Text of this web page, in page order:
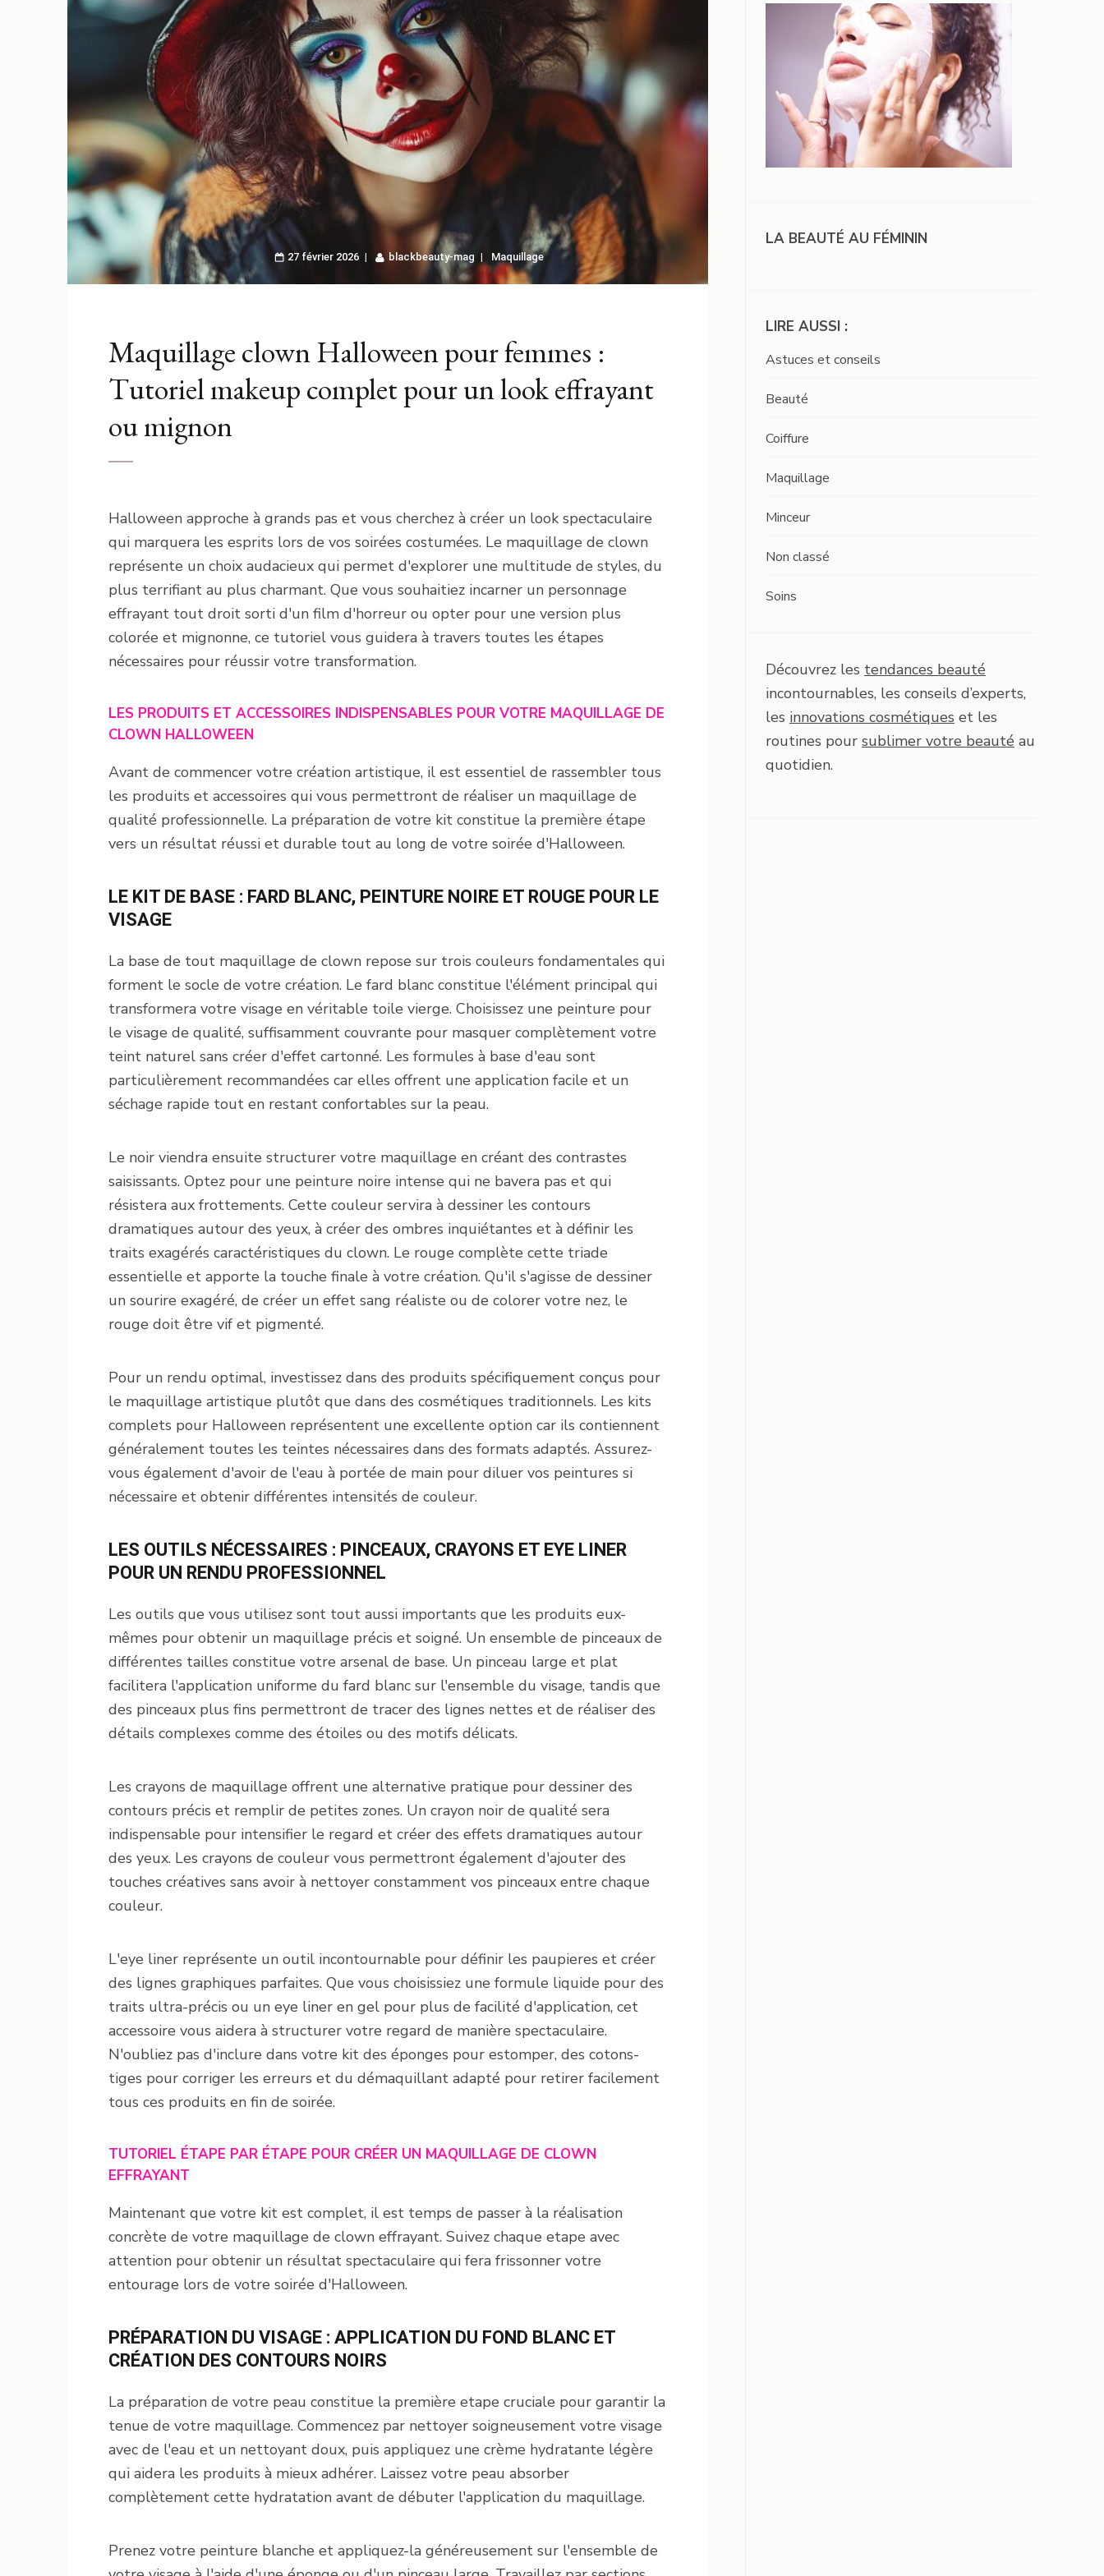
27 février 2026 blackbeauty-mag Maquillage
Maquillage clown Halloween pour femmes :
Tutoriel makeup complet pour un look effrayant
ou mignon
Halloween approche à grands pas et vous cherchez à créer un look spectaculaire
qui marquera les esprits lors de vos soirées costumées. Le maquillage de clown
représente un choix audacieux qui permet d'explorer une multitude de styles, du
plus terrifiant au plus charmant. Que vous souhaitiez incarner un personnage
effrayant tout droit sorti d'un film d'horreur ou opter pour une version plus
colorée et mignonne, ce tutoriel vous guidera à travers toutes les étapes
nécessaires pour réussir votre transformation.
LES PRODUITS ET ACCESSOIRES INDISPENSABLES POUR VOTRE MAQUILLAGE DE
CLOWN HALLOWEEN
Avant de commencer votre création artistique, il est essentiel de rassembler tous
les produits et accessoires qui vous permettront de réaliser un maquillage de
qualité professionnelle. La préparation de votre kit constitue la première étape
vers un résultat réussi et durable tout au long de votre soirée d'Halloween.
LE KIT DE BASE : FARD BLANC, PEINTURE NOIRE ET ROUGE POUR LE
VISAGE
La base de tout maquillage de clown repose sur trois couleurs fondamentales qui
forment le socle de votre création. Le fard blanc constitue l'élément principal qui
transformera votre visage en véritable toile vierge. Choisissez une peinture pour
le visage de qualité, suffisamment couvrante pour masquer complètement votre
teint naturel sans créer d'effet cartonné. Les formules à base d'eau sont
particulièrement recommandées car elles offrent une application facile et un
séchage rapide tout en restant confortables sur la peau.
Le noir viendra ensuite structurer votre maquillage en créant des contrastes
saisissants. Optez pour une peinture noire intense qui ne bavera pas et qui
résistera aux frottements. Cette couleur servira à dessiner les contours
dramatiques autour des yeux, à créer des ombres inquiétantes et à définir les
traits exagérés caractéristiques du clown. Le rouge complète cette triade
essentielle et apporte la touche finale à votre création. Qu'il s'agisse de dessiner
un sourire exagéré, de créer un effet sang réaliste ou de colorer votre nez, le
rouge doit être vif et pigmenté.
Pour un rendu optimal, investissez dans des produits spécifiquement conçus pour
le maquillage artistique plutôt que dans des cosmétiques traditionnels. Les kits
complets pour Halloween représentent une excellente option car ils contiennent
généralement toutes les teintes nécessaires dans des formats adaptés. Assurez-
vous également d'avoir de l'eau à portée de main pour diluer vos peintures si
nécessaire et obtenir différentes intensités de couleur.
LES OUTILS NÉCESSAIRES : PINCEAUX, CRAYONS ET EYE LINER
POUR UN RENDU PROFESSIONNEL
Les outils que vous utilisez sont tout aussi importants que les produits eux-
mêmes pour obtenir un maquillage précis et soigné. Un ensemble de pinceaux de
différentes tailles constitue votre arsenal de base. Un pinceau large et plat
facilitera l'application uniforme du fard blanc sur l'ensemble du visage, tandis que
des pinceaux plus fins permettront de tracer des lignes nettes et de réaliser des
détails complexes comme des étoiles ou des motifs délicats.
Les crayons de maquillage offrent une alternative pratique pour dessiner des
contours précis et remplir de petites zones. Un crayon noir de qualité sera
indispensable pour intensifier le regard et créer des effets dramatiques autour
des yeux. Les crayons de couleur vous permettront également d'ajouter des
touches créatives sans avoir à nettoyer constamment vos pinceaux entre chaque
couleur.
L'eye liner représente un outil incontournable pour définir les paupieres et créer
des lignes graphiques parfaites. Que vous choisissiez une formule liquide pour des
traits ultra-précis ou un eye liner en gel pour plus de facilité d'application, cet
accessoire vous aidera à structurer votre regard de manière spectaculaire.
N'oubliez pas d'inclure dans votre kit des éponges pour estomper, des cotons-
tiges pour corriger les erreurs et du démaquillant adapté pour retirer facilement
tous ces produits en fin de soirée.
TUTORIEL ÉTAPE PAR ÉTAPE POUR CRÉER UN MAQUILLAGE DE CLOWN
EFFRAYANT
Maintenant que votre kit est complet, il est temps de passer à la réalisation
concrète de votre maquillage de clown effrayant. Suivez chaque etape avec
attention pour obtenir un résultat spectaculaire qui fera frissonner votre
entourage lors de votre soirée d'Halloween.
PRÉPARATION DU VISAGE : APPLICATION DU FOND BLANC ET
CRÉATION DES CONTOURS NOIRS
La préparation de votre peau constitue la première etape cruciale pour garantir la
tenue de votre maquillage. Commencez par nettoyer soigneusement votre visage
avec de l'eau et un nettoyant doux, puis appliquez une crème hydratante légère
qui aidera les produits à mieux adhérer. Laissez votre peau absorber
complètement cette hydratation avant de débuter l'application du maquillage.
Prenez votre peinture blanche et appliquez-la généreusement sur l'ensemble de
LA BEAUTÉ AU FÉMININ
LIRE AUSSI :
Astuces et conseils
Beauté
Coiffure
Maquillage
Minceur
Non classé
Soins
Découvrez les tendances beauté
incontournables, les conseils d’experts,
les innovations cosmétiques et les
routines pour sublimer votre beauté au
quotidien.